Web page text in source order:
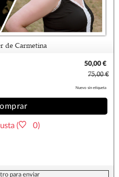
de Carmetina
50,00 €
75,00 €
Nuevo sin etiqueta
( 0)